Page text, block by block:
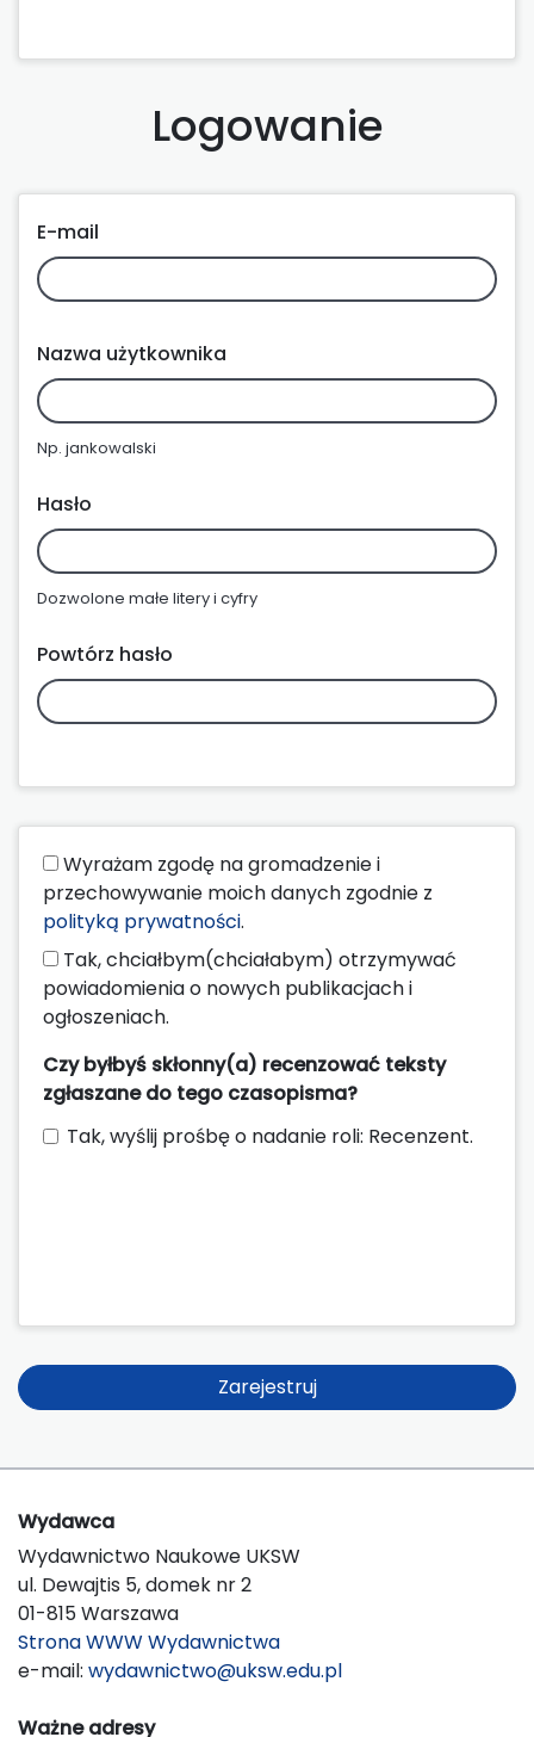
Logowanie
E-mail
Nazwa użytkownika
Np. jankowalski
Hasło
Dozwolone małe litery i cyfry
Powtórz hasło
przechowywanie moich danych zgodnie z
polityką prywatności.
powiadomienia o nowych publikacjach i
ogłoszeniach.
Czy byłbyś skłonny(a) recenzować teksty
zgłaszane do tego czasopisma?
Tak, wyślij prośbę o nadanie roli: Recenzent.
Zarejestruj
Wydawca
Wydawnictwo Naukowe UKSW
ul. Dewajtis 5, domek nr 2
01-815 Warszawa
Strona WWW Wydawnictwa
e-mail: wydawnictwo@uksw.edu.pl
Ważne adresy